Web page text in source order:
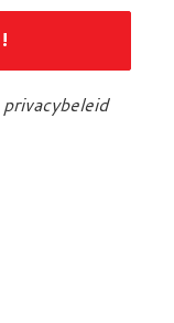
privacybeleid